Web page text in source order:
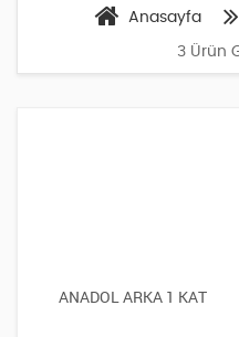
Anasayfa
3 Ürün
ANADOL ARKA 1 KAT